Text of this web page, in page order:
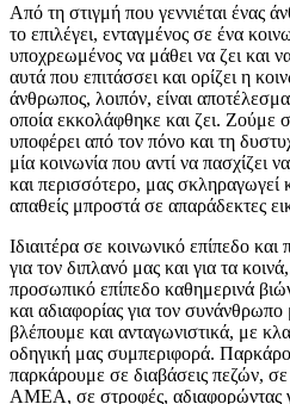
Από τη στιγμή που γεννιέται ένας
το επιλέγει, ενταγμένος σε ένα
υποχρεωμένος να μάθει να ζει και
αυτά που επιτάσσει και ορίζει η
άνθρωπος, λοιπόν, είναι
οποία εκκολάφθηκε και ζει. Ζούμε
υποφέρει από τον πόνο και τη
μία κοινωνία που αντί να πασχίζει
και περισσότερο, μας σκληραγωγεί
απαθείς μπροστά σε απαράδεκτες
Ιδιαιτέρα σε κοινωνικό επίπεδο και
για τον διπλανό μας και για τα
προσωπικό επίπεδο καθημερινά
και αδιαφορίας για τον
βλέπουμε και ανταγωνιστικά, με
οδηγική μας συμπεριφορά.
παρκάρουμε σε διαβάσεις πεζών, σε
ΑΜΕΑ, σε στροφές, αδιαφορώντας